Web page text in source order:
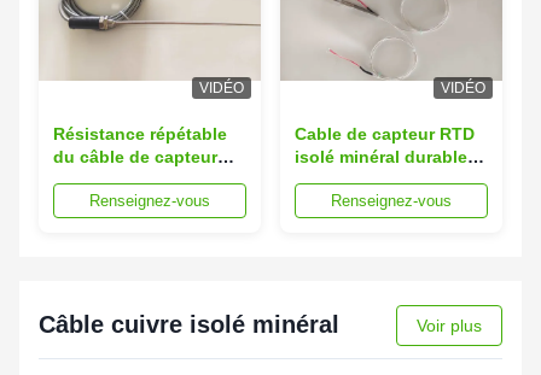
VIDÉO
Résistance répétable
du câble de capteur
RTD isolé minéral
Renseignez-vous
VIDÉO
Cable de capteur RTD
isolé minéral durable
50M
Renseignez-vous
Câble cuivre isolé minéral Voir plus